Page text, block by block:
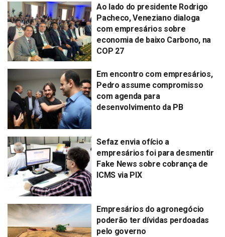
Ao lado do presidente Rodrigo
Pacheco, Veneziano dialoga
com empresários sobre
economia de baixo Carbono, na
COP 27
Em encontro com empresários,
Pedro assume compromisso
com agenda para
desenvolvimento da PB
Sefaz envia ofício a
empresários foi para desmentir
Fake News sobre cobrança de
ICMS via PIX
Empresários do agronegócio
poderão ter dívidas perdoadas
pelo governo